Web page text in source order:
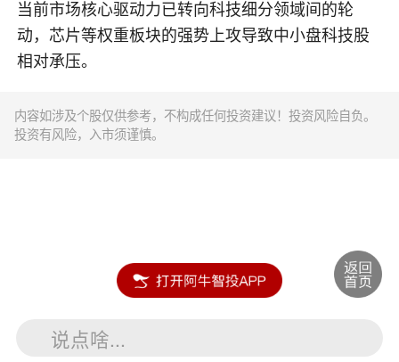
当前市场核心驱动力已转向科技细分领域间的轮
动，芯片等权重板块的强势上攻导致中小盘科技股
相对承压。
内容如涉及个股仅供参考，不构成任何投资建议！投资风险自负。
投资有风险，入市须谨慎。
说点啥...